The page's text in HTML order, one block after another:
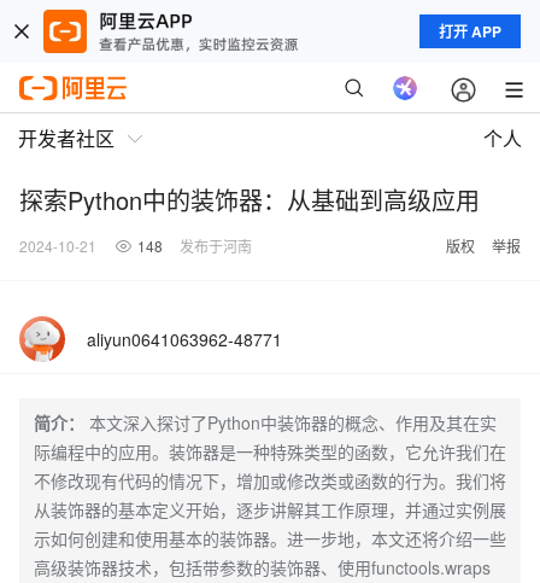
打开 APP
开发者社区 个人
探索Python中的装饰器：从基础到高级应用
2024-10-21 148 发布于河南 版权 举报
aliyun0641063962-48771
简介：
本文深入探讨了Python中装饰器的概念、作用及其在实
际编程中的应用。装饰器是一种特殊类型的函数，它允许我们在
不修改现有代码的情况下，增加或修改类或函数的行为。我们将
从装饰器的基本定义开始，逐步讲解其工作原理，并通过实例展
示如何创建和使用基本的装饰器。进一步地，本文还将介绍一些
高级装饰器技术，包括带参数的装饰器、使用functools.wraps